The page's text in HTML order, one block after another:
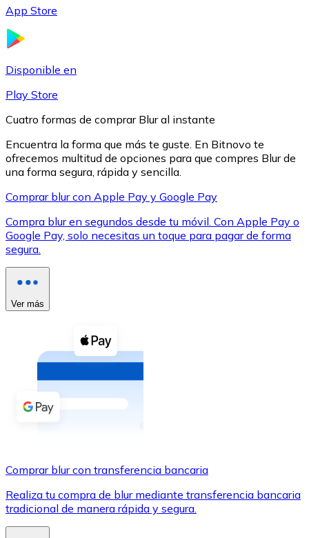
XRP
XRP
Ver todo
Compra criptomonedas con efectivo en tu tienda más
Comprar con efectivo
Transferencia SEPA
Utiliza tarjetas Visa y Mastercard para comprar
Comprar con tarjeta
App Store
Disponible en
Play Store
Cuatro formas de comprar Blur al instante
Encuentra la forma que más te guste. En Bitnovo te
ofrecemos multitud de opciones para que compres Blur de
una forma segura, rápida y sencilla.
Comprar blur con Apple Pay y Google Pay
Compra blur en segundos desde tu móvil. Con Apple Pay o
Google Pay, solo necesitas un toque para pagar de forma
segura.
Ver más
Comprar blur con transferencia bancaria
Realiza tu compra de blur mediante transferencia bancaria
tradicional de manera rápida y segura.